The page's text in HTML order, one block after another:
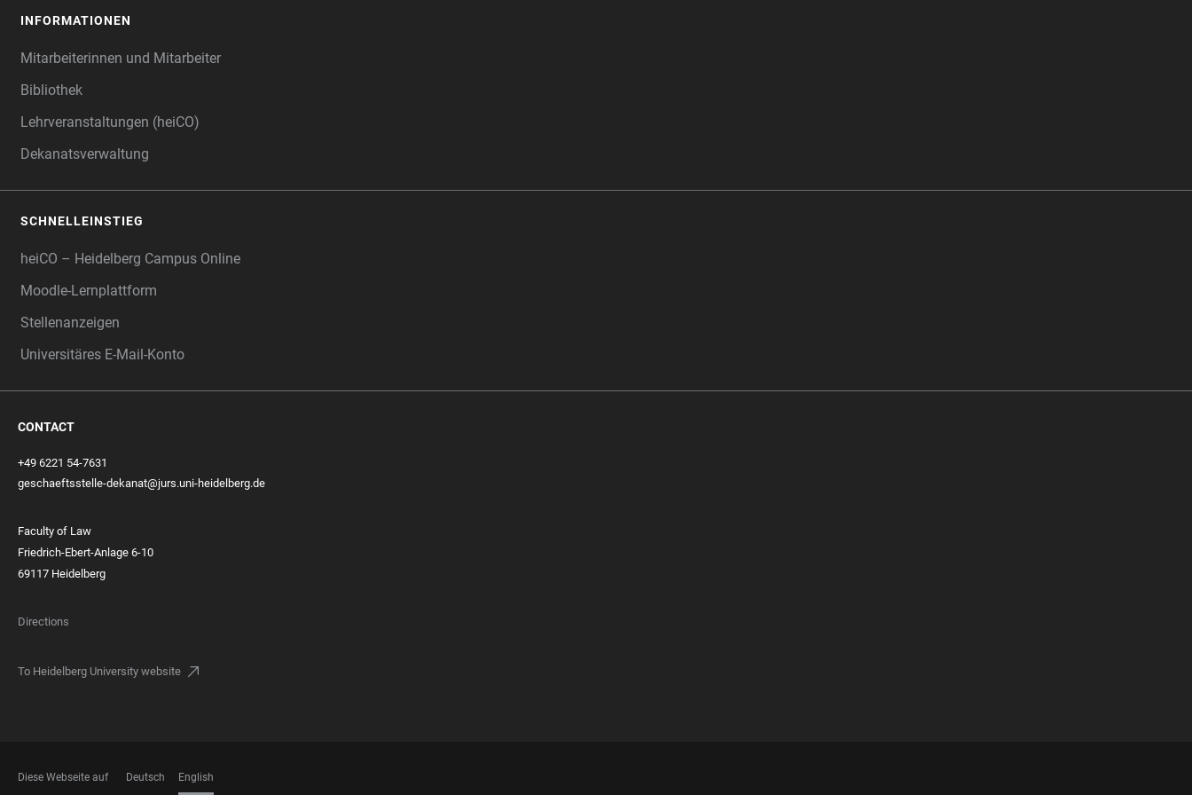
INFORMATIONEN
Mitarbeiterinnen und Mitarbeiter
Bibliothek
Lehrveranstaltungen (heiCO)
Dekanatsverwaltung
SCHNELLEINSTIEG
heiCO – Heidelberg Campus Online
Moodle-Lernplattform
Stellenanzeigen
Universitäres E-Mail-Konto
CONTACT
+49 6221 54-7631
geschaeftsstelle-dekanat@jurs.uni-heidelberg.de
Faculty of Law
Friedrich-Ebert-Anlage 6-10
69117 Heidelberg
Directions
To Heidelberg University website
Diese Webseite auf Deutsch English